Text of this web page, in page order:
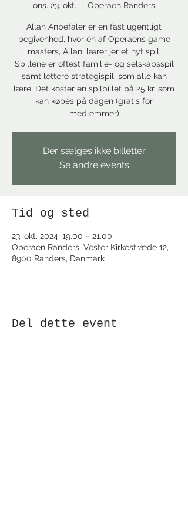
ons. 23. okt.
  |
Operaen Randers
Allan Anbefaler er en fast ugentligt
begivenhed, hvor én af Operaens game
masters, Allan, lærer jer et nyt spil.
Spillene er oftest familie- og selskabsspil
samt lettere strategispil, som alle kan
lære. Det koster en spilbillet på 25 kr. som
kan købes på dagen (gratis for
medlemmer)
Der sælges ikke billetter
Se andre events
Tid og sted
23. okt. 2024, 19.00 – 21.00
Operaen Randers, Vester Kirkestræde 12,
8900 Randers, Danmark
Del dette event